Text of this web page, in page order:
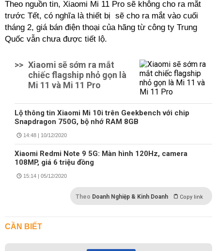
Theo nguồn tin, Xiaomi Mi 11 Pro sẽ không cho ra mắt
trước Tết, có nghĩa là thiết bị sẽ cho ra mắt vào cuối
tháng 2, giá bán điện thoại của hãng từ công ty Trung
Quốc vẫn chưa được tiết lộ.
>> Xiaomi sẽ sớm ra mắt
chiếc flagship nhỏ gọn là
Mi 11 và Mi 11 Pro
Lộ thông tin Xiaomi Mi 10i trên Geekbench với chip
Snapdragon 750G, bộ nhớ RAM 8GB
14:48 | 10/12/2020
Xiaomi Redmi Note 9 5G: Màn hình 120Hz, camera
108MP, giá 6 triệu đồng
15:14 | 05/12/2020
Theo Doanh Nghiệp & Kinh Doanh Copy link
CẦN BIẾT